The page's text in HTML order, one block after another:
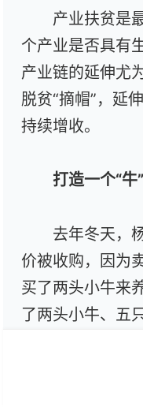
产业扶贫是
个产业是否具有
产业链的延伸尤
脱贫“摘帽”，延
持续增收。
打造一个“牛
去年冬天，
价被收购，因为
买了两头小牛来
了两头小牛、五
家用。”收购杨
业。从2017年
动羊街镇像杨